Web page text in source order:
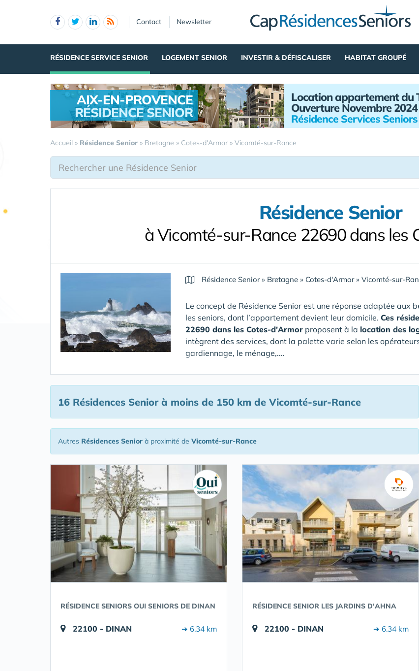
Contact Newsletter
RÉSIDENCE SERVICE SENIOR LOGEMENT SENIOR INVESTIR & DÉFISCALISER HABITAT GROUPÉ
AIX-EN-PROVENCE
RÉSIDENCE SENIOR
Location appartement du
Ouverture Novembre 2024
Résidence Services
Accueil » Résidence Senior » Bretagne » Cotes-d'Armor » Vicomté-sur-Rance
Résidence Senior
à Vicomté-sur-Rance 22690 dans les
Résidence Senior» Bretagne » Cotes-d'Armor» Vicomté-sur-
Le concept de Résidence Senior est une réponse adaptée aux
les seniors, dont l’appartement devient leur domicile. Ces
22690 dans les Cotes-d'Armor proposent à la location des
intègrent des services, dont la palette varie selon les
gardiennage, le ménage,....
16 Résidences Seniorà moins de 150 km de Vicomté-sur-Rance
Autres Résidences Senior à proximité de Vicomté-sur-Rance
RÉSIDENCE SENIORS OUI SENIORS DE DINAN
22100 - DINAN ➔ 6.34 km
RÉSIDENCE SENIOR LES JARDINS D'AHNA
22100 - DINAN ➔ 6.34 km